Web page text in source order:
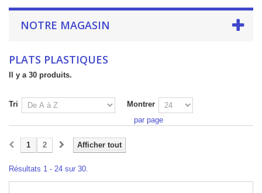
NOTRE MAGASIN
PLATS PLASTIQUES
Il y a 30 produits.
Tri
Montrer
par page
Afficher tout
1 2
Résultats 1 - 24 sur 30.